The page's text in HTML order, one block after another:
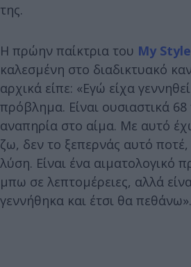
της.
Η πρώην παίκτρια του My
καλεσμένη στο διαδικτυακό
αρχικά είπε: «Εγώ είχα
πρόβλημα. Είναι ουσιαστικά 68
αναπηρία στο αίμα. Με αυτό
ζω, δεν το ξεπερνάς αυτό
λύση. Είναι ένα αιματολογικό
μπω σε λεπτομέρειες, αλλά
γεννήθηκα και έτσι θα πεθάνω».